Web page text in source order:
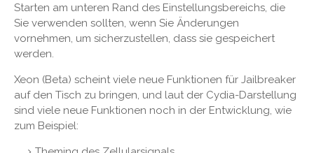
Starten am unteren Rand des Einstellungsbereichs, die
Sie verwenden sollten, wenn Sie Änderungen
vornehmen, um sicherzustellen, dass sie gespeichert
werden.
Xeon (Beta) scheint viele neue Funktionen für Jailbreaker
auf den Tisch zu bringen, und laut der Cydia-Darstellung
sind viele neue Funktionen noch in der Entwicklung, wie
zum Beispiel: